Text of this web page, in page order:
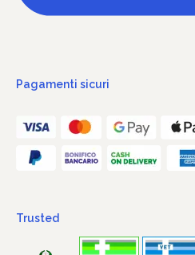
Pagamenti sicuri
Trusted